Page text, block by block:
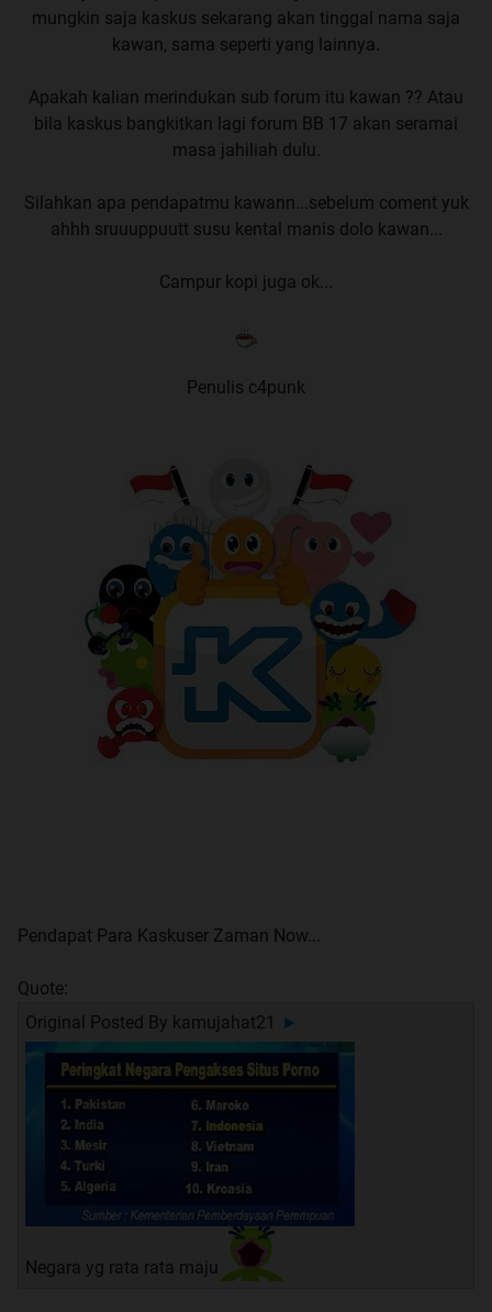
mungkin saja kaskus sekarang akan tinggal nama saja
kawan, sama seperti yang lainnya.
Apakah kalian merindukan sub forum itu kawan ?? Atau
bila kaskus bangkitkan lagi forum BB 17 akan seramai
masa jahiliah dulu.
Silahkan apa pendapatmu kawann...sebelum coment yuk
ahhh sruuuppuutt susu kental manis dolo kawan...
Campur kopi juga ok...
Penulis c4punk
Pendapat Para Kaskuser Zaman Now...
Quote:
Original Posted By kamujahat21 ►
Negara yg rata rata maju